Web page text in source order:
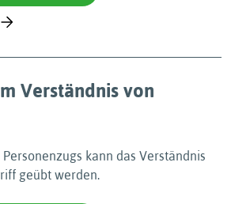
Verständnis von
kann das Verständnis
geübt werden.